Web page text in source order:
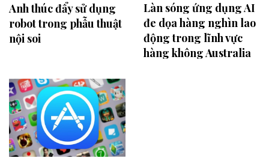
Anh thúc đẩy sử dụng
robot trong phẫu thuật
nội soi
Làn sóng ứng dụng AI
đe dọa hàng nghìn lao
động trong lĩnh vực
hàng không Australia